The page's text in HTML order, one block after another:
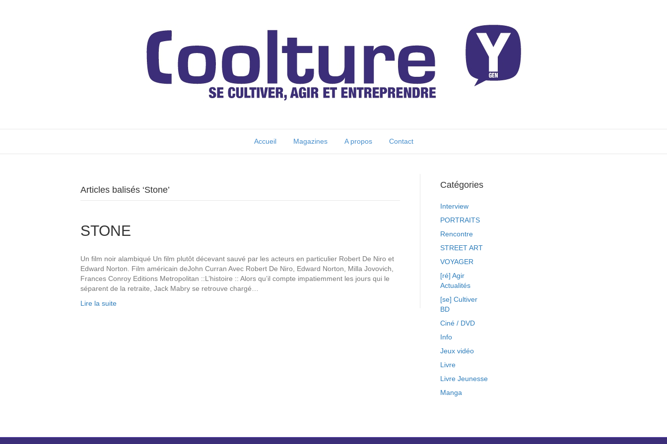
Accueil Magazines A propos Contact
Articles balisés ‘Stone’
STONE
Un film noir alambiqué Un film plutôt décevant sauvé par les acteurs en particulier Robert De Niro et
Edward Norton. Film américain deJohn Curran Avec Robert De Niro, Edward Norton, Milla Jovovich,
Frances Conroy Editions Metropolitan ::L’histoire :: Alors qu’il compte impatiemment les jours qui le
séparent de la retraite, Jack Mabry se retrouve chargé…
Lire la suite
Catégories
Interview
PORTRAITS
Rencontre
STREET ART
VOYAGER
[ré] Agir
Actualités
[se] Cultiver
BD
Ciné / DVD
Info
Jeux vidéo
Livre
Livre Jeunesse
Manga